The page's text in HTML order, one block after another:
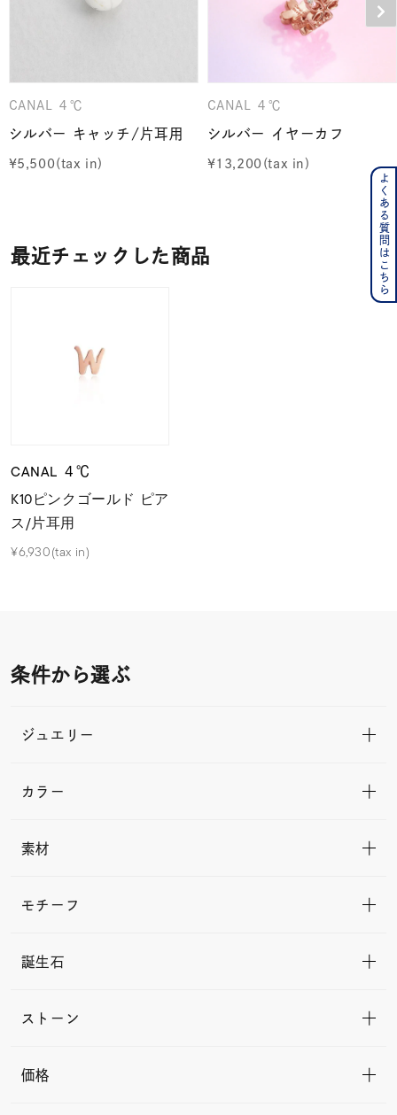
CANAL ４℃
シルバー キャッチ/片耳用
¥5,500
CANAL ４℃
シルバー イヤーカフ
¥13,200
最近チェックした商品
CANAL ４℃
K10ピンクゴールド ピア
ス/片耳用
¥6,930(tax in)
条件から選ぶ
ジュエリー
カラー
素材
モチーフ
誕生石
ストーン
価格
よくある質問はこちら